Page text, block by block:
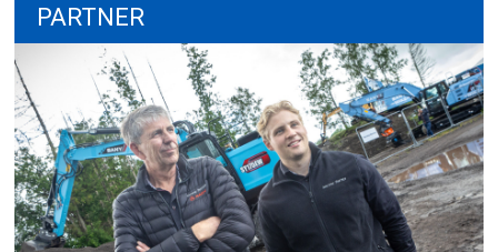
PARTNER